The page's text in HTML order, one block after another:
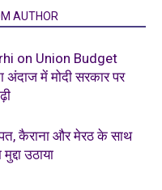
AUTHOR
on Union Budget
अंदाज में मोदी सरकार पर
कैराना और मेरठ के साथ
उठाया